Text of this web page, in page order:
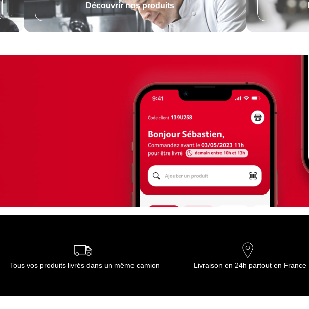
Découvrir nos produits
Tous vos produits livrés dans un même camion Livraison en 24h partout en France